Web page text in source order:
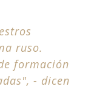
ruso.
formación
- dicen